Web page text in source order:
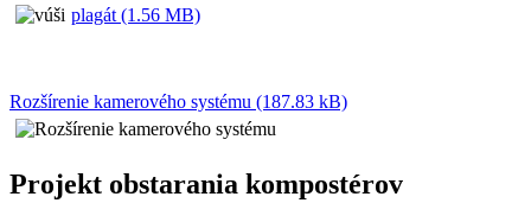
plagát (1.56 MB)
Rozšírenie kamerového systému (187.83 kB)
Projekt obstarania kompostérov